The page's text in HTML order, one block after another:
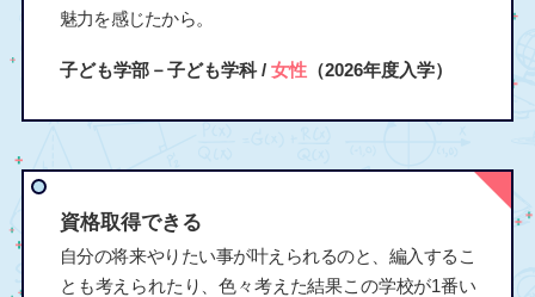
魅力を感じたから。
子ども学部－子ども学科 / 女性（2026年度入学）
資格取得できる
自分の将来やりたい事が叶えられるのと、編入するこ
とも考えられたり、色々考えた結果この学校が1番い